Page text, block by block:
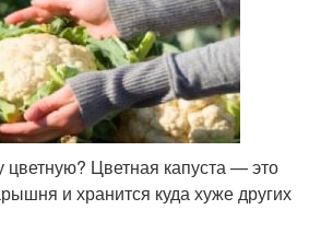
цветную? Цветная капуста — это
и хранится куда хуже других